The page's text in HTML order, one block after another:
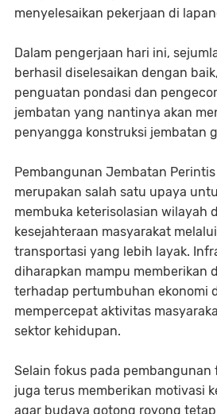
menyelesaikan pekerjaan di
Dalam pengerjaan hari ini,
berhasil diselesaikan dengan
penguatan pondasi dan
jembatan yang nantinya akan
penyangga konstruksi jembatan
Pembangunan Jembatan
merupakan salah satu upaya
membuka keterisolasian wilayah
kesejahteraan masyarakat
transportasi yang lebih layak.
diharapkan mampu memberikan
terhadap pertumbuhan ekonomi
mempercepat aktivitas
sektor kehidupan.
Selain fokus pada pembangunan
juga terus memberikan motivasi
agar budaya gotong royong